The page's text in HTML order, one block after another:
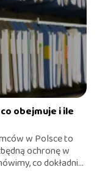
obejmuje i ile
w Polsce to
ochronę w
co dokładni...